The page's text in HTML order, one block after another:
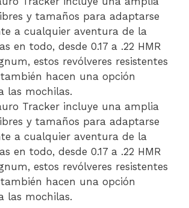
y tamaños para adaptarse
a cualquier aventura de la
en todo, desde 0.17 a .22 HMR
estos revólveres resistentes
hacen una opción
las mochilas.
Tracker incluye una amplia
y tamaños para adaptarse
a cualquier aventura de la
en todo, desde 0.17 a .22 HMR
estos revólveres resistentes
hacen una opción
las mochilas.